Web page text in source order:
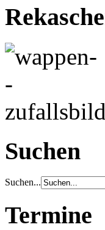
Suchen
Suchen...
Termine